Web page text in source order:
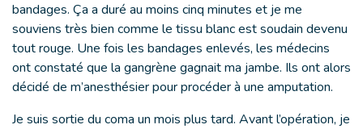
bandages. Ça a duré au moins cinq minutes et je me
souviens très bien comme le tissu blanc est soudain devenu
tout rouge. Une fois les bandages enlevés, les médecins
ont constaté que la gangrène gagnait ma jambe. Ils ont alors
décidé de m’anesthésier pour procéder à une amputation.
Je suis sortie du coma un mois plus tard. Avant l’opération, je